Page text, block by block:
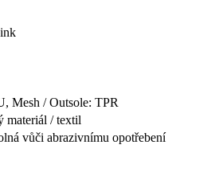
Mesh / Outsole: TPR
materiál / textil
vůči abrazivnímu opotřebení